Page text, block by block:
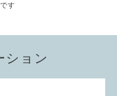
す
ション